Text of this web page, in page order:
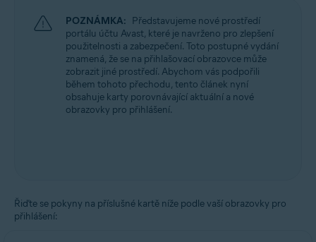
POZNÁMKA: Představujeme nové prostředí
portálu účtu Avast, které je navrženo pro zlepšení
použitelnosti a zabezpečení. Toto postupné vydání
znamená, že se na přihlašovací obrazovce může
zobrazit jiné prostředí. Abychom vás podpořili
během tohoto přechodu, tento článek nyní
obsahuje karty porovnávající aktuální a nové
obrazovky pro přihlášení.
Řiďte se pokyny na příslušné kartě níže podle vaší obrazovky pro
přihlášení: